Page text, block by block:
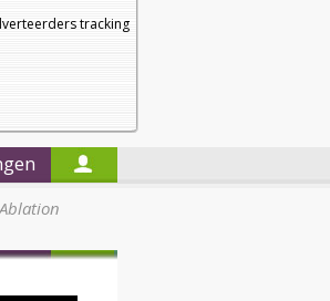
tracking
a
a